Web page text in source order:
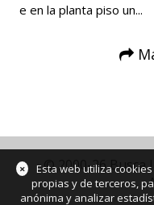
e en la planta piso un...
© 2000-26 Busca
×
Esta web utiliza
propias y de terceros,
anónima y analizar